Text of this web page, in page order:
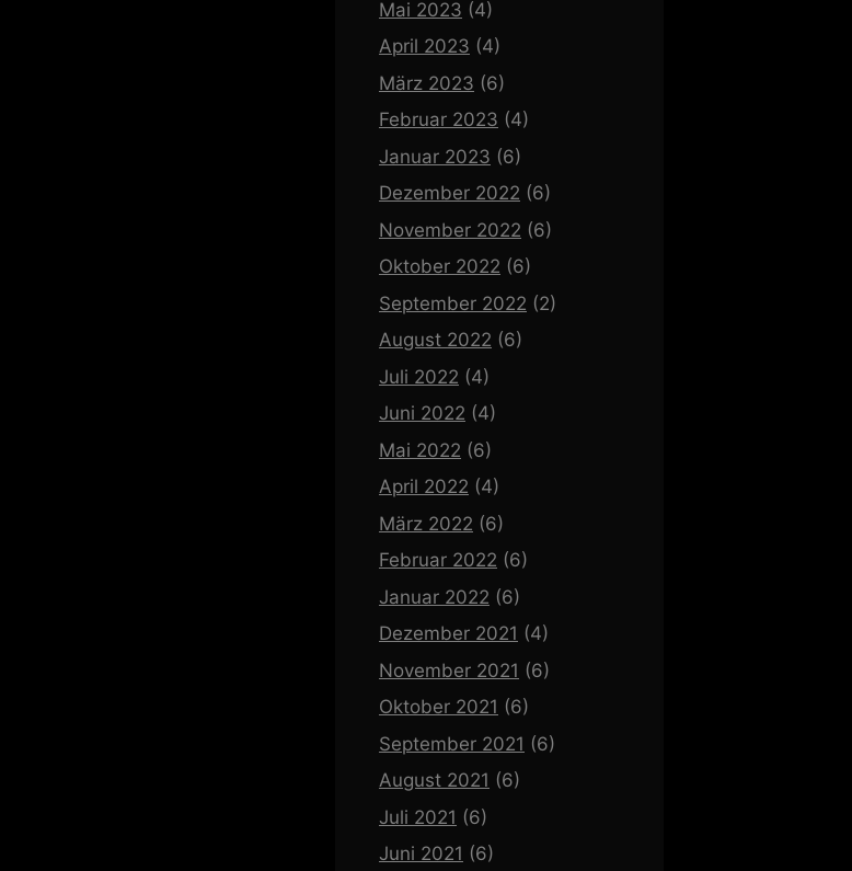
Mai 2023 (4)
April 2023 (4)
März 2023 (6)
Februar 2023 (4)
Januar 2023 (6)
Dezember 2022 (6)
November 2022 (6)
Oktober 2022 (6)
September 2022 (2)
August 2022 (6)
Juli 2022 (4)
Juni 2022 (4)
Mai 2022 (6)
April 2022 (4)
März 2022 (6)
Februar 2022 (6)
Januar 2022 (6)
Dezember 2021 (4)
November 2021 (6)
Oktober 2021 (6)
September 2021 (6)
August 2021 (6)
Juli 2021 (6)
Juni 2021 (6)